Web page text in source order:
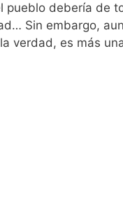
pueblo debería de
Sin embargo,
verdad, es más